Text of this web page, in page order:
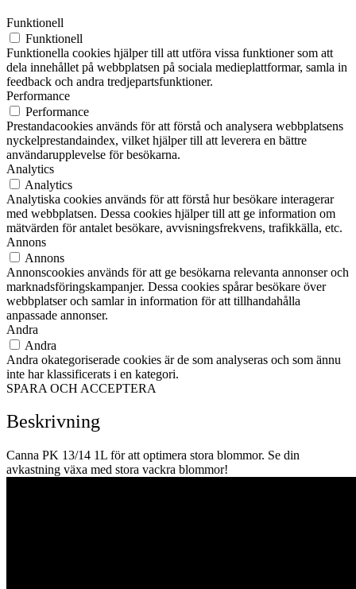
Funktionell
Funktionell
Funktionella cookies hjälper till att utföra vissa funktioner som att
dela innehållet på webbplatsen på sociala medieplattformar, samla in
feedback och andra tredjepartsfunktioner.
Performance
Performance
Prestandacookies används för att förstå och analysera webbplatsens
nyckelprestandaindex, vilket hjälper till att leverera en bättre
användarupplevelse för besökarna.
Analytics
Analytics
Analytiska cookies används för att förstå hur besökare interagerar
med webbplatsen. Dessa cookies hjälper till att ge information om
mätvärden för antalet besökare, avvisningsfrekvens, trafikkälla, etc.
Annons
Annons
Annonscookies används för att ge besökarna relevanta annonser och
marknadsföringskampanjer. Dessa cookies spårar besökare över
webbplatser och samlar in information för att tillhandahålla
anpassade annonser.
Andra
Andra
Andra okategoriserade cookies är de som analyseras och som ännu
inte har klassificerats i en kategori.
SPARA OCH ACCEPTERA
Beskrivning
Canna PK 13/14 1L för att optimera stora blommor. Se din
avkastning växa med stora vackra blommor!